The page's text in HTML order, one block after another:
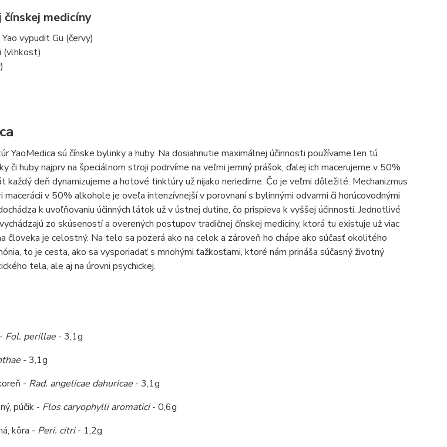
medicíny
vypudit Gu (červy)
(vlhkost)
YaoMedica sú čínske bylinky a huby. Na dosiahnutie maximálnej účinnosti používame len tú
či huby najprv na špeciálnom stroji podrvíme na veľmi jemný prášok, ďalej ich macerujeme v 50%
každý deň dynamizujeme a hotové tinktúry už nijako neriedime. Čo je veľmi dôležité. Mechanizmus
macerácii v 50% alkohole je oveľa intenzívnejší v porovnaní s bylinnými odvarmi či horúcovodnými
k uvoľňovaniu účinných látok už v ústnej dutine, čo prispieva k vyššej účinnosti. Jednotlivé
zo skúseností a overených postupov tradičnej čínskej medicíny, ktorá tu existuje už viac
človeka je celostný. Na telo sa pozerá ako na celok a zároveň ho chápe ako súčasť okolitého
to je cesta, ako sa vysporiadať s mnohými ťažkosťami, ktoré nám prináša súčasný životný
tela, ale aj na úrovni psychickej.
Fol. perillae- 3,1g
- 3,1g
- Rad. angelicae dahuricae- 3,1g
púčik - Flos caryophylli aromatici- 0,6g
kôra - Peri. citri- 1,2g